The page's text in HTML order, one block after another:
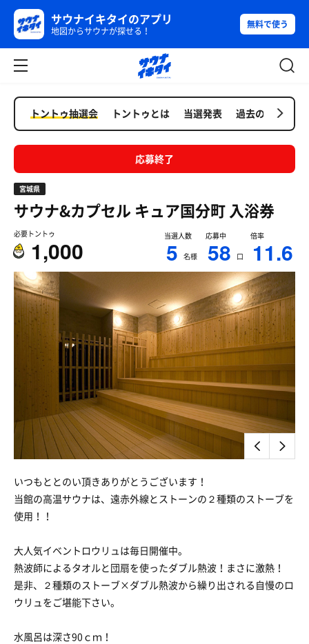
サウナイキタイのアプリ
地図からサウナが探せる！
無料で使う
トントゥ抽選会 トントゥとは 当選発表 過去の抽選会
応募終了
宮城県
サウナ&カプセル キュア国分町入浴券
必要トントゥ
1,000
当選人数
5 名様
応募中
58 口
倍率
11.6
いつもととのい頂きありがとうございます！
当館の高温サウナは、遠赤外線とストーンの２種類のストーブを
使用！！
大人気イベントロウリュは毎日開催中。
熱波師によるタオルと団扇を使ったダブル熱波！まさに激熱！
是非、２種類のストーブ×ダブル熱波から繰り出される自慢のロ
ウリュをご堪能下さい。
水風呂は深さ90ｃｍ！